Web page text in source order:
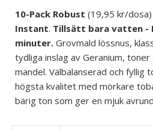
10-Pack Robust (19,95 kr/dosa)
Instant. Tillsätt bara vatten -
minuter. Grovmald lössnus,
tydliga inslag av Geranium, toner
mandel. Välbalanserad och fyllig
högsta kvalitet med mörkare
bärig ton som ger en mjuk